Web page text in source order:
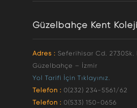
Güzelbahçe Kent Koleji
Adres : Seferihisar Cd. 2730Sk.
Güzelbahçe – İzmir
Yol Tarifi İçin Tıklayınız.
Telefon : 0(232) 234-5561/62
Telefon : 0(533) 150-0656